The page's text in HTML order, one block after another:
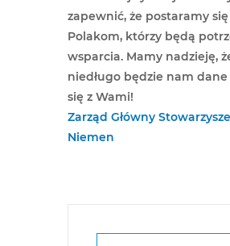
zapewnić, że postaramy
Polakom, którzy będą
wsparcia. Mamy nadzieję,
niedługo będzie nam
się z Wami!
Zarząd Główny
Niemen